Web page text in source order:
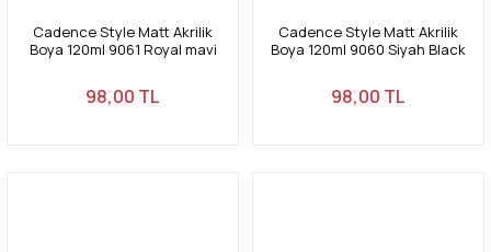
Cadence Style Matt Akrilik
Boya 120ml 9061 Royal mavi
98,00 TL
Cadence Style Matt Akrilik
Boya 120ml 9060 Siyah Black
98,00 TL